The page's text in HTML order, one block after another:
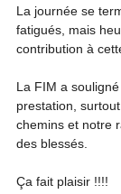
La journée se
fatigués, mais
contribution à
La FIM a
prestation,
chemins et notre
des blessés.
Ça fait plaisir !!!!